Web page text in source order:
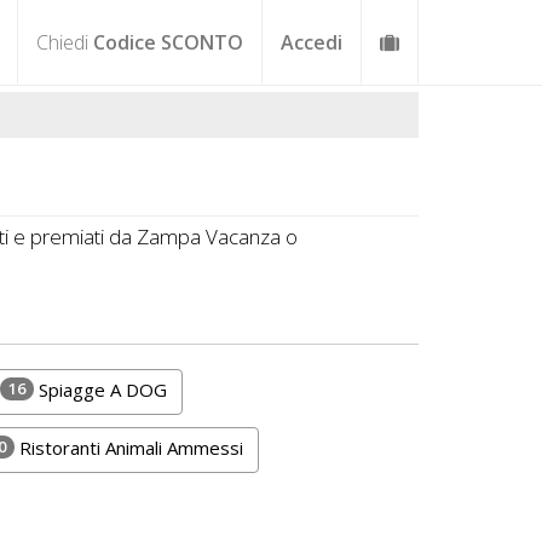
Chiedi Codice SCONTO Accedi
e premiati da Zampa Vacanza o
16 Spiagge A DOG
Ristoranti Animali Ammessi